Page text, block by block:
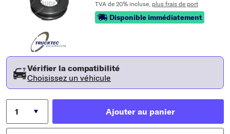
TVA de 20% incluse, plus frais de port
Disponible immédiatement
Vérifier la compatibilité
Choisissez un véhicule
Ajouter au panier